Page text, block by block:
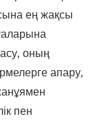
ең жақсы
оның
апару,
пен